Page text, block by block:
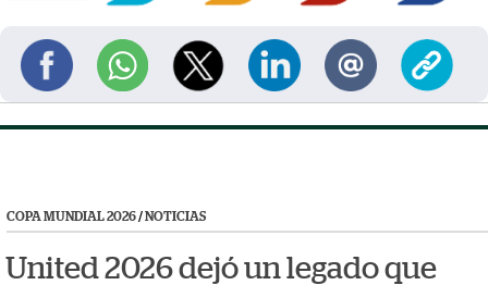
COPA MUNDIAL 2026/NOTICIAS
United 2026 dejó un legado que